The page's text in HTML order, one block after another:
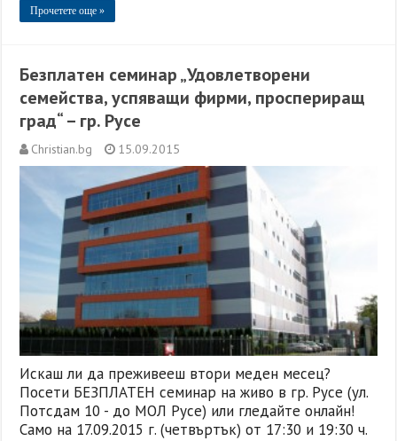
Прочетете още »
Безплатен семинар „Удовлетворени
семейства, успяващи фирми, проспериращ
град“ – гр. Русе
Christian.bg 15.09.2015
Искаш ли да преживееш втори меден месец?
Посети БЕЗПЛАТЕН семинар на живо в гр. Русе (ул.
Потсдам 10 - до МОЛ Русе) или гледайте онлайн!
Само на 17.09.2015 г. (четвъртък) от 17:30 и 19:30 ч.